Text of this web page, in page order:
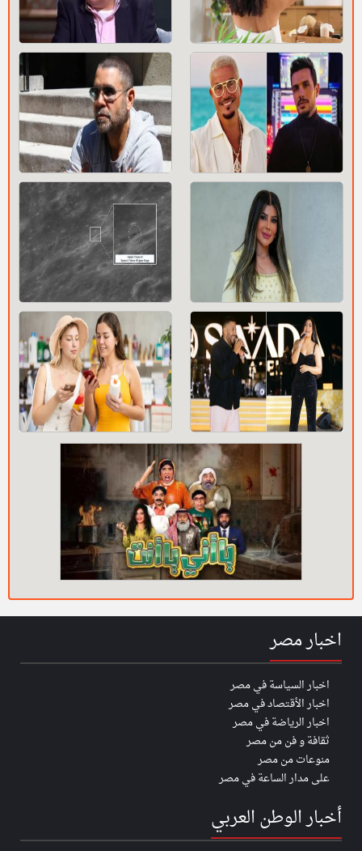
اخبار مصر
اخبار السياسة في مصر
اخبار الأقتصاد في مصر
اخبار الرياضة في مصر
ثقافة و فن من مصر
منوعات من مصر
على مدار الساعة في مصر
أخبار الوطن العربي